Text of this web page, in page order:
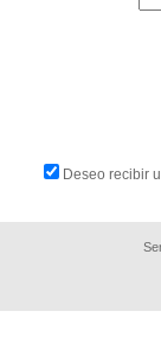
Deseo recibir